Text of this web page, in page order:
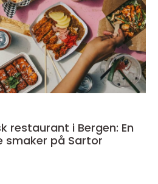
restaurant i Bergen: En
smaker på Sartor